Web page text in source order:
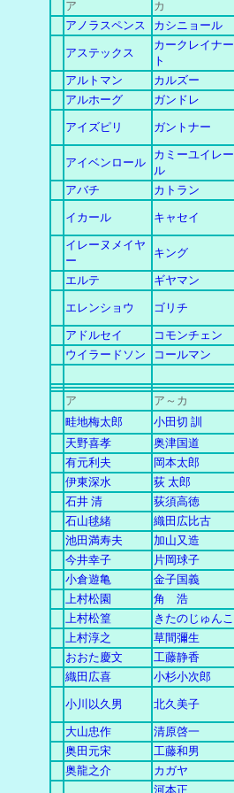
ア カ
アノラスペンス
カシニョール
アステックス
カークレイナー
ト
アルトマン カルズー
アルホーグ
ガンドレ
アイズピリ ガントナー
アイベンロール
カミーユイレー
ル
アバチ カトラン
イカール キャセイ
イレーヌメイヤ
ー
キング
エルテ ギヤマン
エレンショウ ゴリチ
アドルセイ コモンチェン
ウイラードソン
コールマン
ア ア～カ
畦地梅太郎
小田切 訓
天野喜孝
奥津国道
有元利夫
岡本太郎
伊東深水
荻 太郎
石井 清
荻須高徳
石山毬緒
織田広比古
池田満寿夫
加山又造
今井幸子
片岡球子
小倉遊亀
金子国義
上村松園
角 浩
上村松篁
きたのじゅんこ
上村淳之
草間彌生
おおた慶文
工藤静香
織田広喜
小杉小次郎
小川以久男 北久美子
大山忠作 清原啓一
奥田元宋
工藤和男
奥龍之介
カガヤ
河本正